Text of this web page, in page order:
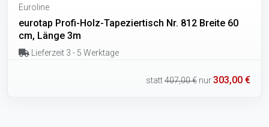
Euroline
eurotap Profi-Holz-Tapeziertisch Nr. 812 Breite 60
cm, Länge 3m
Lieferzeit 3 - 5 Werktage
statt407,00 € nur303,00 €